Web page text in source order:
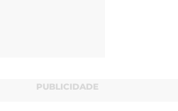
PUBLICIDADE